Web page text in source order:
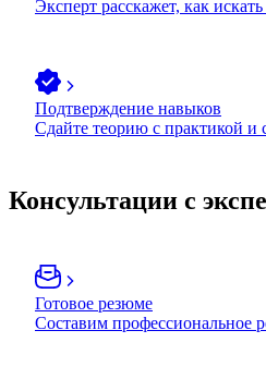
Эксперт расскажет, как
Подтверждение навыков
Сдайте теорию с практикой и
Консультации с
Готовое резюме
Составим профессиональное